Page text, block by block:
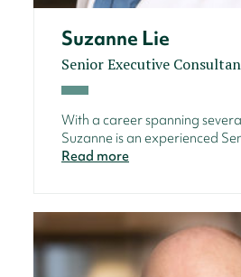
Suzanne Lie
Senior Executive
With a career spanning
Suzanne is an experienced
Read more